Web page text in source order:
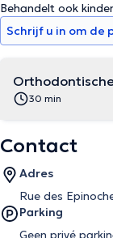
Behandelt ook
Schrijf u in om de
30 min
Contact
Adres
Rue des
Parking
Geen privé